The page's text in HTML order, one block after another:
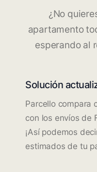
¿No
apartamento
esperando al
Solución
Parcello compara
con los envíos de
¡Así podemos
estimados de tu